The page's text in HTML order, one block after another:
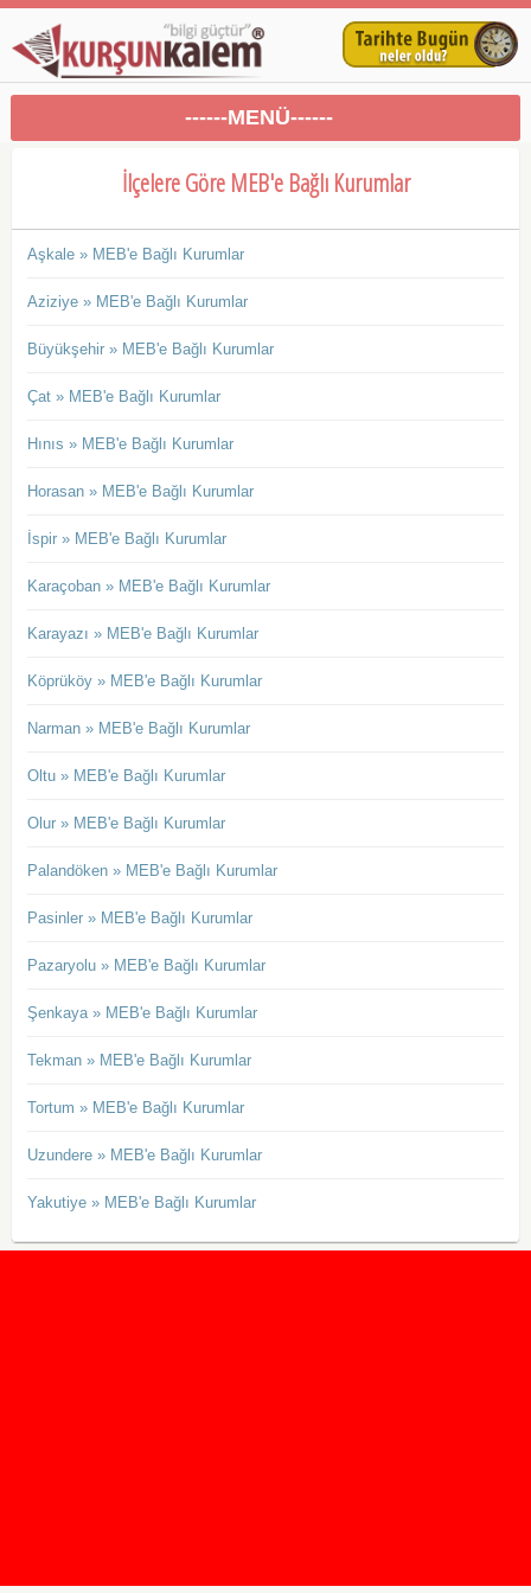
------MENÜ------
İlçelere Göre MEB'e Bağlı Kurumlar
Aşkale » MEB'e Bağlı Kurumlar
Aziziye » MEB'e Bağlı Kurumlar
Büyükşehir » MEB'e Bağlı Kurumlar
Çat » MEB'e Bağlı Kurumlar
Hınıs » MEB'e Bağlı Kurumlar
Horasan » MEB'e Bağlı Kurumlar
İspir » MEB'e Bağlı Kurumlar
Karaçoban » MEB'e Bağlı Kurumlar
Karayazı » MEB'e Bağlı Kurumlar
Köprüköy » MEB'e Bağlı Kurumlar
Narman » MEB'e Bağlı Kurumlar
Oltu » MEB'e Bağlı Kurumlar
Olur » MEB'e Bağlı Kurumlar
Palandöken » MEB'e Bağlı Kurumlar
Pasinler » MEB'e Bağlı Kurumlar
Pazaryolu » MEB'e Bağlı Kurumlar
Şenkaya » MEB'e Bağlı Kurumlar
Tekman » MEB'e Bağlı Kurumlar
Tortum » MEB'e Bağlı Kurumlar
Uzundere » MEB'e Bağlı Kurumlar
Yakutiye » MEB'e Bağlı Kurumlar